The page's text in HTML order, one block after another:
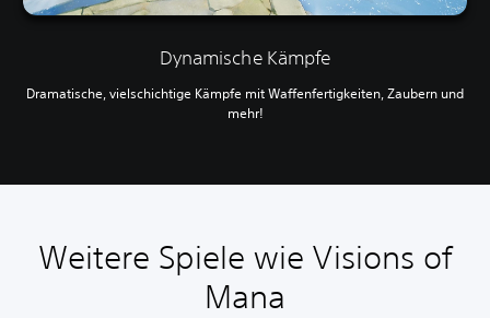
Dynamische Kämpfe
Dramatische, vielschichtige Kämpfe mit Waffenfertigkeiten, Zaubern und
mehr!
Weitere Spiele wie Visions of
Mana